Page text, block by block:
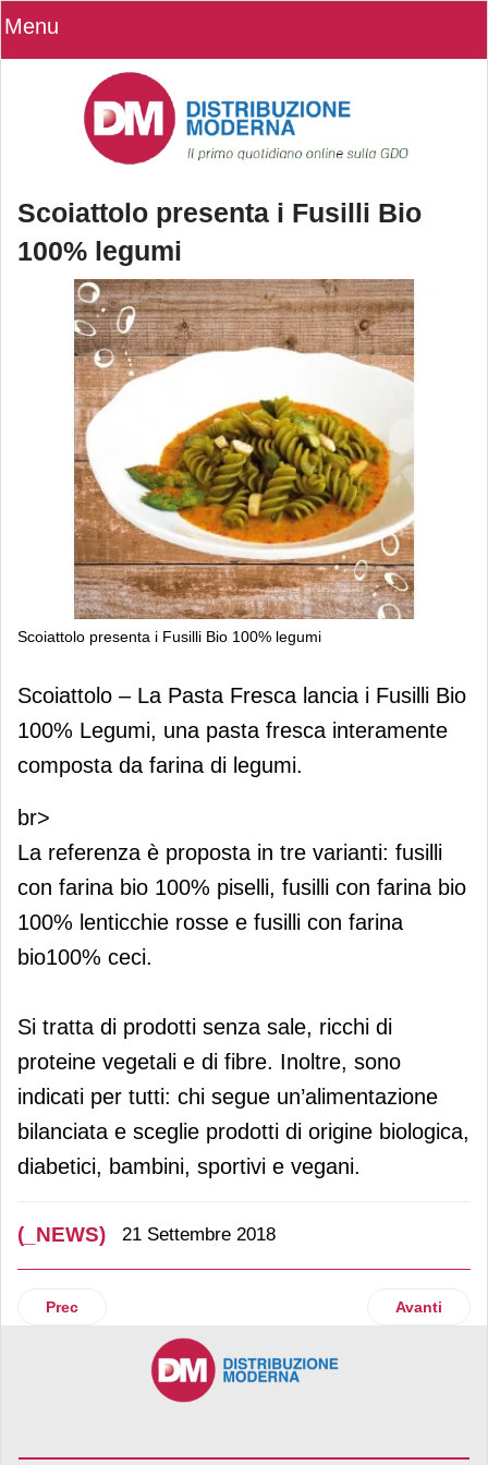
Menu
Scoiattolo presenta i Fusilli Bio
100% legumi
Scoiattolo presenta i Fusilli Bio 100% legumi
Scoiattolo presenta i Fusilli Bio 100%
legumi
Scoiattolo – La Pasta Fresca lancia i Fusilli Bio
100% Legumi, una pasta fresca interamente
composta da farina di legumi.
br>
La referenza è proposta in tre varianti: fusilli
con farina bio 100% piselli, fusilli con farina bio
100% lenticchie rosse e fusilli con farina
bio100% ceci.
Si tratta di prodotti senza sale, ricchi di
proteine vegetali e di fibre. Inoltre, sono
indicati per tutti: chi segue un’alimentazione
bilanciata e sceglie prodotti di origine biologica,
diabetici, bambini, sportivi e vegani.
(_NEWS) 21 Settembre 2018
Articolo precedente: Mela Val Venosta rinnova il co-
Prec Articolo
Avanti